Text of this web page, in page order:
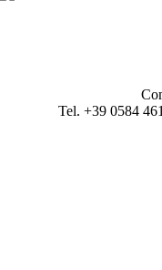
Tel. +39 0584